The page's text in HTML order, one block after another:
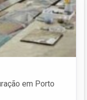
em Porto